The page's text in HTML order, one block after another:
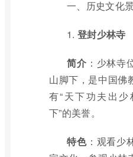
一、历史文化
1. 登封少林寺
简介 ：少林寺
山脚下，是中国佛
有“天下功夫出
下”的美誉。
特色：观看少